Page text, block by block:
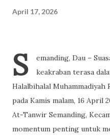
April 17, 2026
S
emanding, Dau –
keakraban terasa
Halalbihalal Muhammadiyah
pada Kamis malam, 16 April
At-Tanwir Semanding,
momentum penting untuk